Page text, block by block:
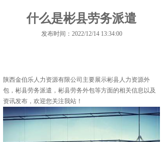
什么是彬县劳务派遣
发布时间：2022/12/14 13:34:00
陕西金伯乐人力资源有限公司主要展示彬县人力资源外
包 ，彬县劳务派遣，彬县劳务外包等方面的相关信息以及
资讯发布，欢迎您关注我站！